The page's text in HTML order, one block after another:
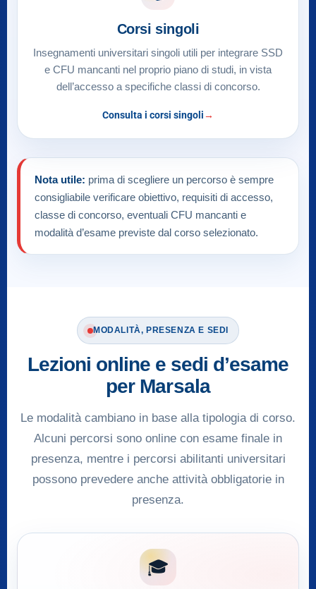
Corsi singoli
Insegnamenti universitari singoli utili per integrare SSD
e CFU mancanti nel proprio piano di studi, in vista
dell’accesso a specifiche classi di concorso.
Consulta i corsi singoli
Nota utile: prima di scegliere un percorso è sempre
consigliabile verificare obiettivo, requisiti di accesso,
classe di concorso, eventuali CFU mancanti e
modalità d’esame previste dal corso selezionato.
MODALITÀ, PRESENZA E SEDI
Lezioni online e sedi d’esame
per Marsala
Le modalità cambiano in base alla tipologia di corso.
Alcuni percorsi sono online con esame finale in
presenza, mentre i percorsi abilitanti universitari
possono prevedere anche attività obbligatorie in
presenza.
🎓